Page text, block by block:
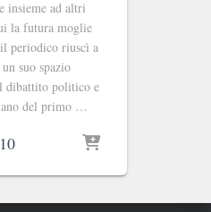
insieme ad altri
la futura moglie
periodico riuscì a
suo spazio
dibattito politico e
del primo …
Il
attuale
è: